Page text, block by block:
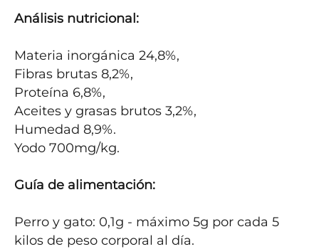
Análisis nutricional:
Materia inorgánica 24,8%,
Fibras brutas 8,2%,
Proteína 6,8%,
Aceites y grasas brutos 3,2%,
Humedad 8,9%.
Yodo 700mg/kg.
Guía de alimentación:
Perro y gato: 0,1g - máximo 5g por cada 5
kilos de peso corporal al día.